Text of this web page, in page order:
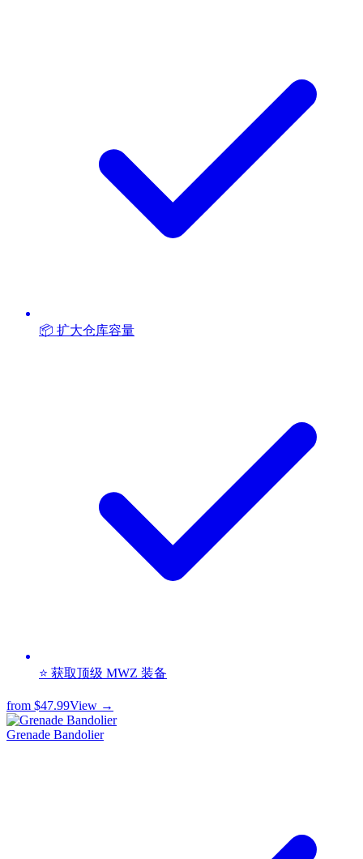
📦 扩大仓库容量
⭐ 获取顶级 MWZ 装备
from $47.99View →
Grenade Bandolier